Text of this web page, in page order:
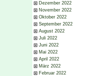
Dezember 2022
November 2022
Oktober 2022
September 2022
August 2022
Juli 2022
Juni 2022
Mai 2022
April 2022
März 2022
Februar 2022